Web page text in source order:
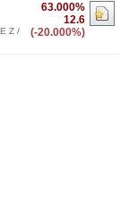
63.000%
12.6
(-20.000%)
Z /